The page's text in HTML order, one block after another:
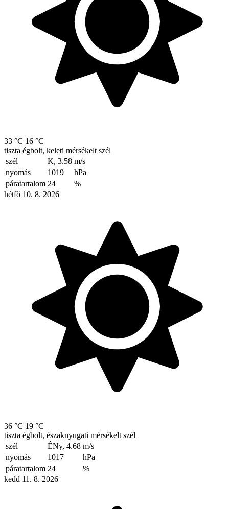
33 °C 16 °C
tiszta égbolt, keleti mérsékelt szél
szél
K, 3.58 m/s
nyomás
1019
hPa
páratartalom 24
%
hétfő 10. 8. 2026
36 °C 19 °C
tiszta égbolt, északnyugati mérsékelt szél
szél
ÉNy, 4.68 m/s
nyomás
1017
hPa
páratartalom 24
%
kedd 11. 8. 2026